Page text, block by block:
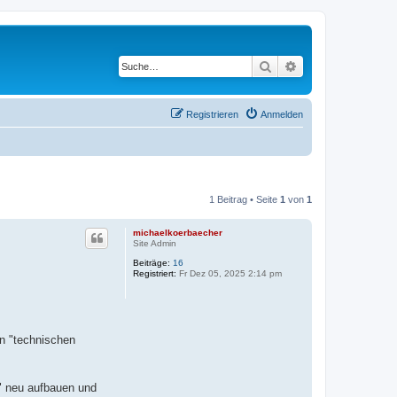
Suche
Anmelden
Registrieren
1 Beitrag • Seite 1 von 1
michaelkoerbaecher
Site Admin
Beiträge: 16
Registriert: Fr Dez 05, 2025 2:14 pm
"technischen
aufbauen und